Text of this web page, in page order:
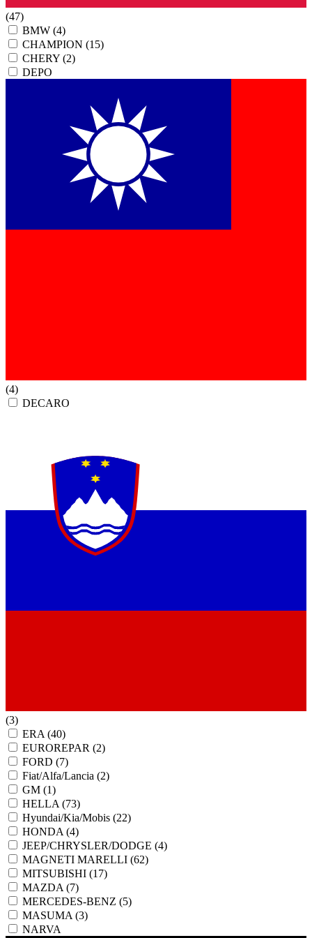
(47)
BMW (4)
CHAMPION (15)
CHERY (2)
DEPO
(4)
DECARO
(3)
ERA (40)
EUROREPAR (2)
FORD (7)
Fiat/Alfa/Lancia (2)
GM (1)
HELLA (73)
Hyundai/Kia/Mobis (22)
HONDA (4)
JEEP/CHRYSLER/DODGE (4)
MAGNETI MARELLI (62)
MITSUBISHI (17)
MAZDA (7)
MERCEDES-BENZ (5)
MASUMA (3)
NARVA